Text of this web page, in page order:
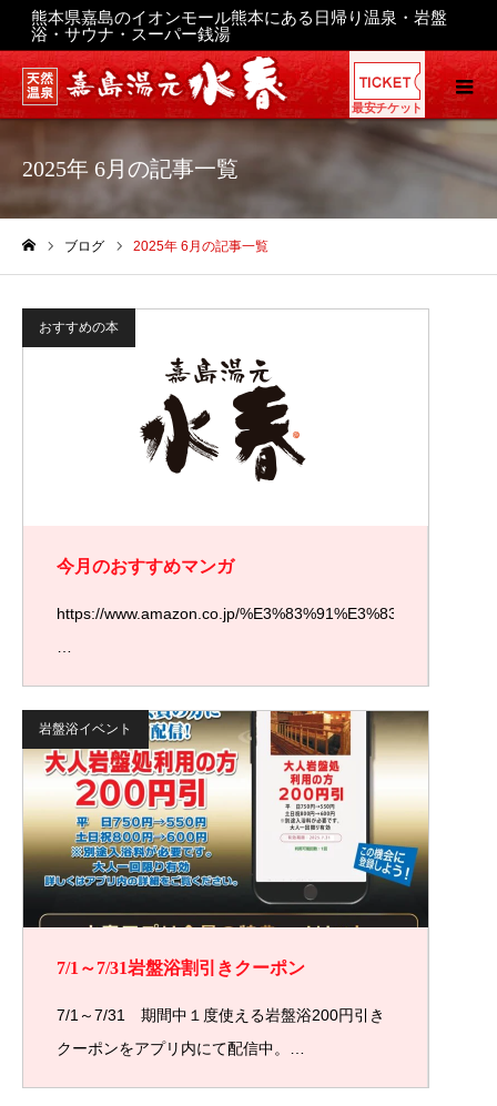
熊本県嘉島のイオンモール熊本にある日帰り温泉・岩盤
浴・サウナ・スーパー銭湯
最安チケット
2025年 6月の記事一覧
ブログ 2025年 6月の記事一覧
おすすめの本
今月のおすすめマンガ
https://www.amazon.co.jp/%E3%83%91%E3%83%A9%E3%
岩盤浴イベント
7/1～7/31岩盤浴割引きクーポン
7/1～7/31 期間中１度使える岩盤浴200円引き
クーポンをアプリ内にて配信中。…